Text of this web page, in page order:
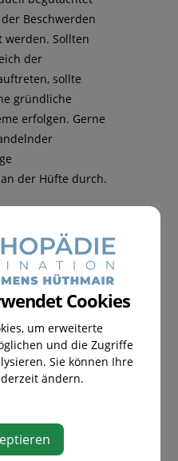
Beschwerden
Sollten
der
sollte
gründliche
erfolgen. Gerne
der Hüfte durch.
Cookies
um erweiterte
und die Zugriffe
Sie können Ihre
ändern.